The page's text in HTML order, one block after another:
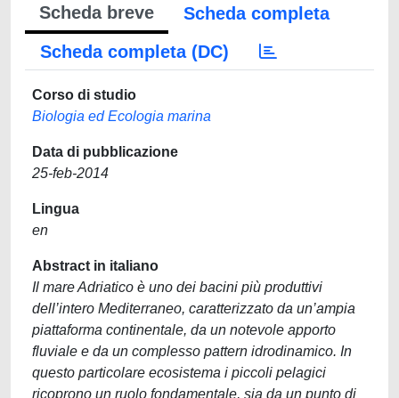
Scheda breve
Scheda completa
Scheda completa (DC)
Corso di studio
Biologia ed Ecologia marina
Data di pubblicazione
25-feb-2014
Lingua
en
Abstract in italiano
Il mare Adriatico è uno dei bacini più produttivi
dell’intero Mediterraneo, caratterizzato da un’ampia
piattaforma continentale, da un notevole apporto
fluviale e da un complesso pattern idrodinamico. In
questo particolare ecosistema i piccoli pelagici
ricoprono un ruolo fondamentale, sia da un punto di